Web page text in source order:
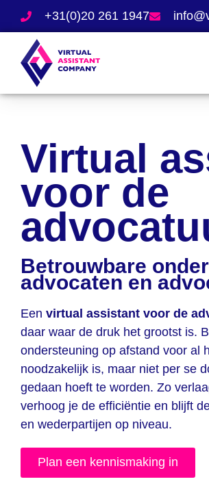
+31(0)20 261 1947
Virtual
voor de
Betrouwbare
advocaten en
Een virtual assistant voor de
daar waar de druk het grootst is.
ondersteuning op afstand voor al
noodzakelijk is, maar niet per se
gedaan hoeft te worden. Zo
verhoog je de efficiëntie en blijft
en wederpartijen op niveau.
Plan een kennismaking in